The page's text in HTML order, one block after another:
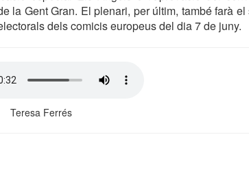
la Gent Gran. El plenari, per últim, també farà el
dels comicis europeus del dia 7 de juny.
Teresa Ferrés